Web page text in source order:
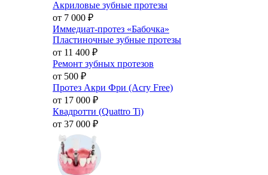
Акриловые зубные протезы
от 7 000 ₽
Иммедиат-протез «Бабочка»
Пластиночные зубные протезы
от 11 400 ₽
Ремонт зубных протезов
от 500 ₽
Протез Акри Фри (Acry Free)
от 17 000 ₽
Квадротти (Quattro Ti)
от 37 000 ₽